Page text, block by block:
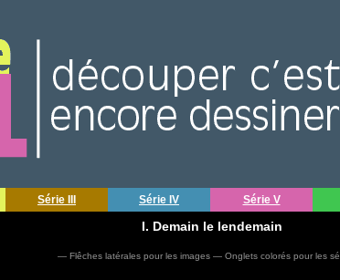
Série III Série IV Série V
I. Demain le lendemain
— Flêches latérales pour les images — Onglets colorés pour les